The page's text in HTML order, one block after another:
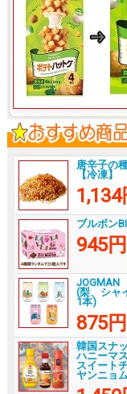
唐辛子の
【冷凍】
1,134
ブルボン
945円
JOGMAN
(梨、シャ
1本)
875円
韓国スナ
ハニーマ
スイート
ヤンニョ